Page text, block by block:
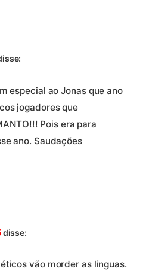
especial ao Jonas que ano
jogadores que
Pois era para
ano. Saudações
disse:
vão morder as linguas.